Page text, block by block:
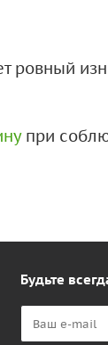
ровный
при
Будьте